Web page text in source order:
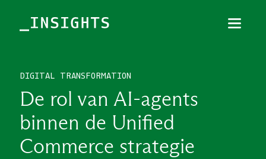
DIGITAL TRANSFORMATION
De rol van AI-agents
binnen de Unified
Commerce strategie
TOPICS
THEMES
BRANCHES